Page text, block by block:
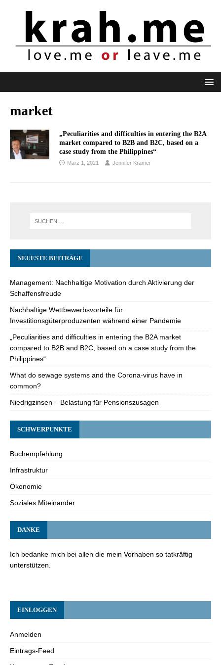
market
„Peculiarities and difficulties in entering the B2A
market compared to B2B and B2C, based on a
case study from the Philippines“
März 1, 2021 Jennifer Krämer
NEUESTE BEITRÄGE
Management: Nachhaltige Motivation durch Aktivierung der
Schaffensfreude
Nachhaltige Wettbewerbsvorteile für
Investitionsgüterproduzenten während einer Pandemie
„Peculiarities and difficulties in entering the B2A market
compared to B2B and B2C, based on a case study from the
Philippines“
What do sewage systems and the Corona-virus have in
common?
Niedrigzinsen – Belastung für Pensionszusagen
SCHWERPUNKTE
Buchempfehlung
Infrastruktur
Ökonomie
Soziales Miteinander
DANKE
Ich bedanke mich bei allen die mein Vorhaben so tatkräftig
unterstützen.
EINLOGGEN
Anmelden
Eintrags-Feed